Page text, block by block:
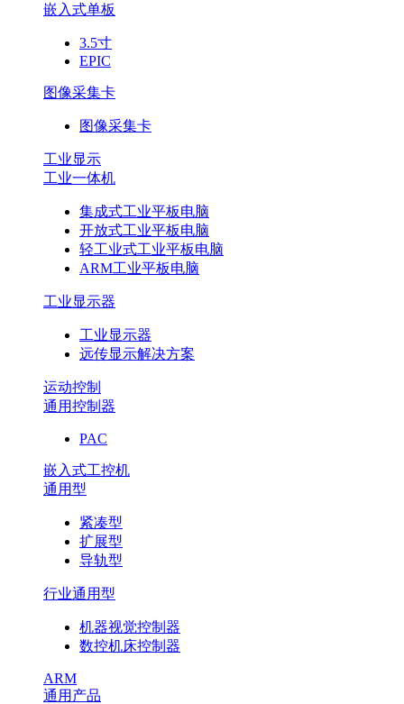
嵌入式单板
3.5寸
EPIC
图像采集卡
图像采集卡
工业显示
工业一体机
集成式工业平板电脑
开放式工业平板电脑
轻工业式工业平板电脑
ARM工业平板电脑
工业显示器
工业显示器
远传显示解决方案
运动控制
通用控制器
PAC
嵌入式工控机
通用型
紧凑型
扩展型
导轨型
行业通用型
机器视觉控制器
数控机床控制器
ARM
通用产品